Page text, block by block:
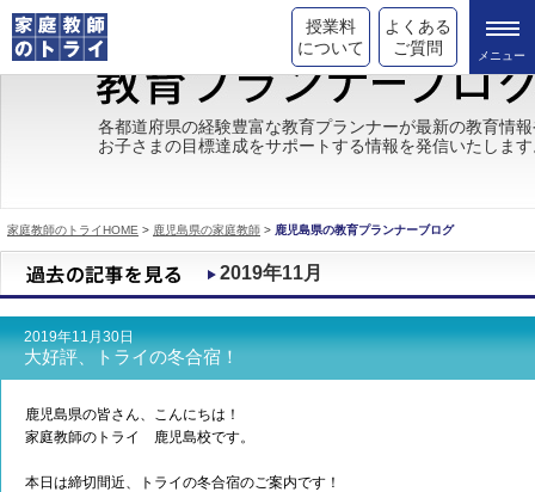
授業料
について
よくある
ご質問
トライの教育理念
成績が上がる理由
都道府県別情報
合格体験談
キャンペーン情報
各都道府県の経験豊富な教育プランナーが最新の教育情
お子さまの目標達成をサポートする情報を発信いたしま
家庭教師のトライHOME > 鹿児島県の家庭教師 > 鹿児島県の教育プランナーブログ
2019年11月
2019年11月30日
大好評、トライの冬合宿！
鹿児島県の皆さん、こんにちは！
家庭教師のトライ 鹿児島校です。
本日は締切間近、トライの冬合宿のご案内です！